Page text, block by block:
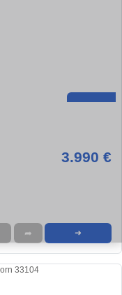
3.990 €
➦ ➜